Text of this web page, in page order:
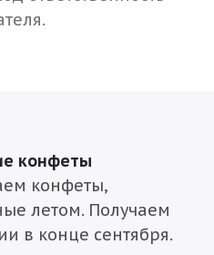
конфеты
конфеты,
летом. Получаем
в конце сентября.